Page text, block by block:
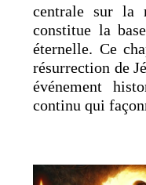
centrale sur la
constitue la
éternelle. Ce
résurrection de
événement
continu qui